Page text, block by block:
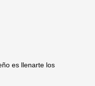
es llenarte los